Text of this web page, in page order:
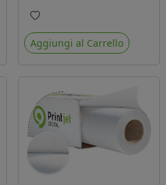
permanente, liner in carta
glassine siliconata da 72 gr.
Durata 3 anni, ideale per
Preferiti
Aggiungi al Carrello